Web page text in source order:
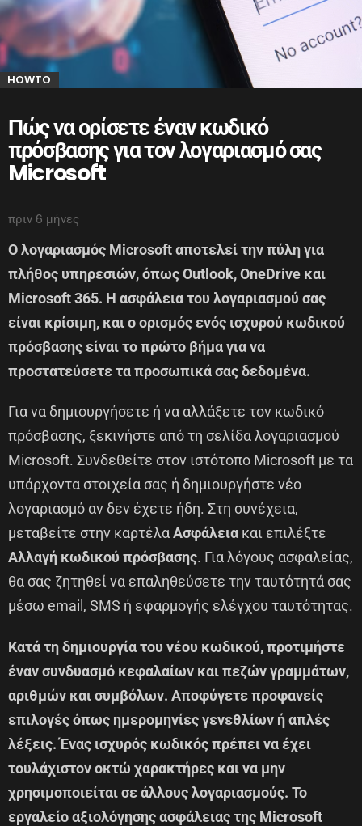
HOWTO
Πώς να ορίσετε έναν κωδικό
πρόσβασης για τον λογαριασμό σας
Microsoft
πριν 6 μήνες
Ο λογαριασμός Microsoft αποτελεί την πύλη για
πλήθος υπηρεσιών, όπως Outlook, OneDrive και
Microsoft 365. Η ασφάλεια του λογαριασμού σας
είναι κρίσιμη, και ο ορισμός ενός ισχυρού κωδικού
πρόσβασης είναι το πρώτο βήμα για να
προστατεύσετε τα προσωπικά σας δεδομένα.
Για να δημιουργήσετε ή να αλλάξετε τον κωδικό
πρόσβασης, ξεκινήστε από τη σελίδα λογαριασμού
Microsoft. Συνδεθείτε στον ιστότοπο Microsoft με τα
υπάρχοντα στοιχεία σας ή δημιουργήστε νέο
λογαριασμό αν δεν έχετε ήδη. Στη συνέχεια,
μεταβείτε στην καρτέλαΑσφάλεια και επιλέξτε
Αλλαγή κωδικού πρόσβασης. Για λόγους ασφαλείας,
θα σας ζητηθεί να επαληθεύσετε την ταυτότητά σας
μέσω email, SMS ή εφαρμογής ελέγχου ταυτότητας.
Κατά τη δημιουργία του νέου κωδικού, προτιμήστε
έναν συνδυασμό κεφαλαίων και πεζών γραμμάτων,
αριθμών και συμβόλων. Αποφύγετε προφανείς
επιλογές όπως ημερομηνίες γενεθλίων ή απλές
λέξεις. Ένας ισχυρός κωδικός πρέπει να έχει
τουλάχιστον οκτώ χαρακτήρες και να μην
χρησιμοποιείται σε άλλους λογαριασμούς. Το
εργαλείο αξιολόγησης ασφάλειας της Microsoft